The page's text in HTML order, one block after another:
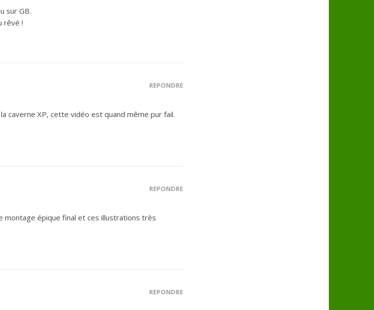
sur GB.
rêvé !
RÉPONDRE
caverne XP, cette vidéo est quand même pur fail.
RÉPONDRE
montage épique final et ces illustrations très
RÉPONDRE